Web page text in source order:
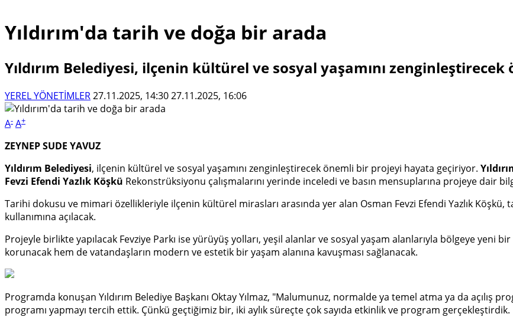
Yıldırım'da tarih ve doğa bir arada
Yıldırım Belediyesi, ilçenin kültürel ve sosyal yaşamını
YEREL YÖNETİMLER27.11.2025, 14:3027.11.2025, 16:06
A- A+
ZEYNEP SUDE YAVUZ
Yıldırım Belediyesi, ilçenin kültürel ve sosyal yaşamını zenginleştirecek önemli bir projeyi hayata geçiriyor.
Fevzi Efendi Yazlık Köşkü Rekonstrüksiyonu çalışmalarını yerinde inceledi ve basın mensuplarına projeye dair
Tarihi dokusu ve mimari özellikleriyle ilçenin kültürel mirasları arasında yer alan Osman Fevzi Efendi Yazlık
kullanımına açılacak.
Projeyle birlikte yapılacak Fevziye Parkı ise yürüyüş yolları, yeşil alanlar ve sosyal yaşam alanlarıyla bölgeye yeni
korunacak hem de vatandaşların modern ve estetik bir yaşam alanına kavuşması sağlanacak.
Programda konuşan Yıldırım Belediye Başkanı Oktay Yılmaz, "Malumunuz, normalde ya temel atma ya da açılış
programı yapmayı tercih ettik. Çünkü geçtiğimiz bir, iki aylık süreçte çok sayıda etkinlik ve program gerçekleştirdik.